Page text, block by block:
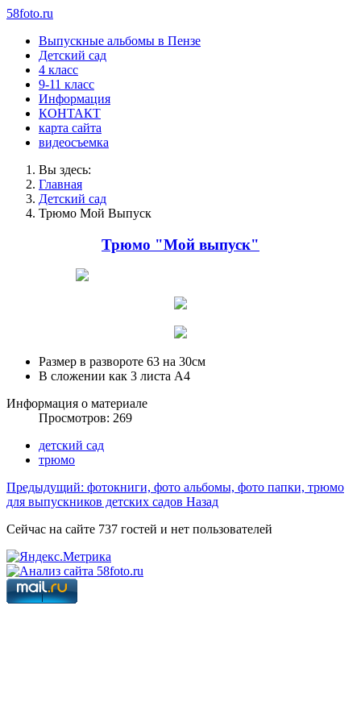
58foto.ru
Выпускные альбомы в Пензе
Детский сад
4 класс
9-11 класс
Информация
КОНТАКТ
карта сайта
видеосъемка
Вы здесь:
Главная
Детский сад
Трюмо Мой Выпуск
Трюмо "Мой выпуск"
Размер в развороте 63 на 30см
В сложении как 3 листа А4
Информация о материале
Просмотров: 269
детский сад
трюмо
Предыдущий: фотокниги, фото альбомы, фото папки, трюмо
для выпускников детских садов Назад
Сейчас на сайте 737 гостей и нет пользователей